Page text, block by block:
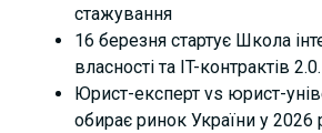
стажування
16 березня стартує Школа
власності та IT-контрактів
Юрист-експерт vs юрист-
обирає ринок України у 2026